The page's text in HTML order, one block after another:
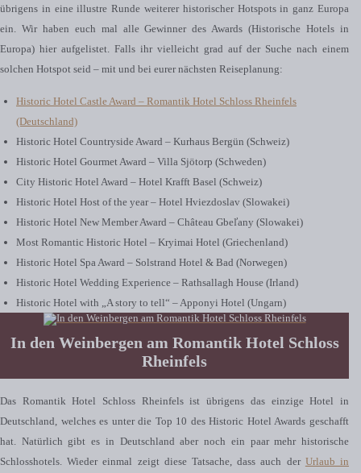
übrigens in eine illustre Runde weiterer historischer Hotspots in ganz Europa
ein. Wir haben euch mal alle Gewinner des Awards (Historische Hotels in
Europa) hier aufgelistet. Falls ihr vielleicht grad auf der Suche nach einem
solchen Hotspot seid – mit und bei eurer nächsten Reiseplanung:
Historic Hotel Castle Award – Romantik Hotel Schloss Rheinfels
(Deutschland)
Historic Hotel Countryside Award – Kurhaus Bergün (Schweiz)
Historic Hotel Gourmet Award – Villa Sjötorp (Schweden)
City Historic Hotel Award – Hotel Krafft Basel (Schweiz)
Historic Hotel Host of the year – Hotel Hviezdoslav (Slowakei)
Historic Hotel New Member Award – Château Gbeľany (Slowakei)
Most Romantic Historic Hotel – Kryimai Hotel (Griechenland)
Historic Hotel Spa Award – Solstrand Hotel & Bad (Norwegen)
Historic Hotel Wedding Experience – Rathsallagh House (Irland)
Historic Hotel with „A story to tell“ – Apponyi Hotel (Ungarn)
In den Weinbergen am Romantik Hotel Schloss
Rheinfels
Das Romantik Hotel Schloss Rheinfels ist übrigens das einzige Hotel in
Deutschland, welches es unter die Top 10 des Historic Hotel Awards geschafft
hat. Natürlich gibt es in Deutschland aber noch ein paar mehr historische
Schlosshotels. Wieder einmal zeigt diese Tatsache, dass auch der Urlaub in